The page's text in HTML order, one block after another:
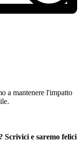
a mantenere l'impatto
Scrivici e saremo felici